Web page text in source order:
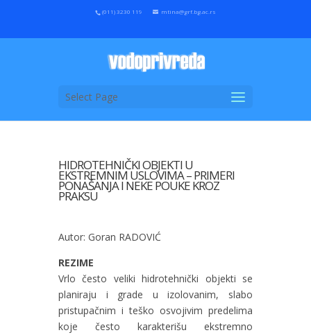
(011) 3230 119 mtina@grf.bg.ac.rs
Select Page
HIDROTEHNIČKI OBJEKTI U
EKSTREMNIM USLOVIMA – PRIMERI
PONAŠANJA I NEKE POUKE KROZ
PRAKSU
Autor: Goran RADOVIĆ
REZIME
Vrlo često veliki hidrotehnički objekti se
planiraju i grade u izolovanim, slabo
pristupačnim i teško osvojivim predelima
koje često karakterišu ekstremno